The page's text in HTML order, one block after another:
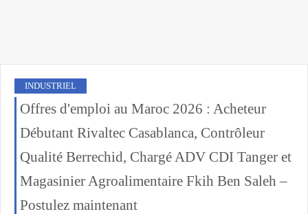
INDUSTRIEL
Offres d'emploi au Maroc 2026 : Acheteur
Débutant Rivaltec Casablanca, Contrôleur
Qualité Berrechid, Chargé ADV CDI Tanger et
Magasinier Agroalimentaire Fkih Ben Saleh –
Postulez maintenant